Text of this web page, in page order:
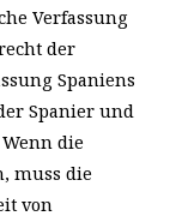
Verfassung
der
Spaniens
Spanier und
die
muss die
von